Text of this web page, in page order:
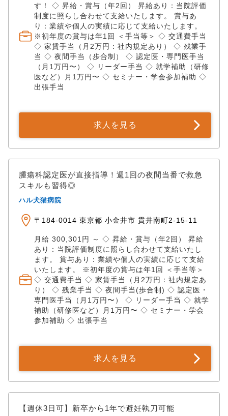
す！ ◇ 昇給・賞与（年2回） 昇給あり：当院評価
制度に照らし合わせて支給いたします。 賞与あ
り：業績や個人の実績に応じて支給いたします。
※初年度の賞与は年1回 ＜手当等＞ ◇ 交通費手当
◇ 家賃手当（月2万円：社内規定あり） ◇ 残業手
当 ◇ 夜間手当（歩合制） ◇ 認定医・専門医手当
（月1万円〜） ◇ リーダー手当 ◇ 就学補助（研修
医など）月1万円〜 ◇ セミナー・学会参加補助 ◇
出張手当
求人を見る
腫瘍科認定医が直接指導！週1回の夜間当番で救急
スキルも習得◎
ハル犬猫病院
〒184-0014 東京都 小金井市 貫井南町2-15-11
月給 300,301円 ～ ◇ 昇給・賞与（年2回） 昇給
あり：当院評価制度に照らし合わせて支給いたし
ます。 賞与あり：業績や個人の実績に応じて支給
いたします。 ※初年度の賞与は年1回 ＜手当等＞
◇ 交通費手当 ◇ 家賃手当（月2万円：社内規定あ
り） ◇ 残業手当 ◇ 夜間手当(歩合制) ◇ 認定医・
専門医手当（月1万円〜） ◇ リーダー手当 ◇ 就学
補助（研修医など）月1万円〜 ◇ セミナー・学会
参加補助 ◇ 出張手当
求人を見る
【週休3日可】新卒から1年で避妊執刀可能